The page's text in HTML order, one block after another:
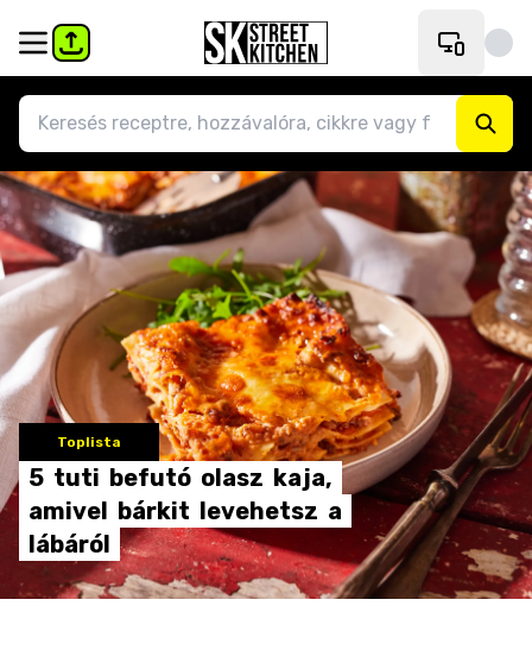
Toplista
5 tuti befutó olasz kaja,
amivel bárkit levehetsz a
lábáról